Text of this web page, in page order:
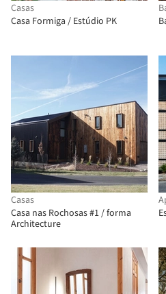
Casas
Casa Formiga / Estúdio PK
Casas
Casa nas Rochosas #1 / forma
Architecture